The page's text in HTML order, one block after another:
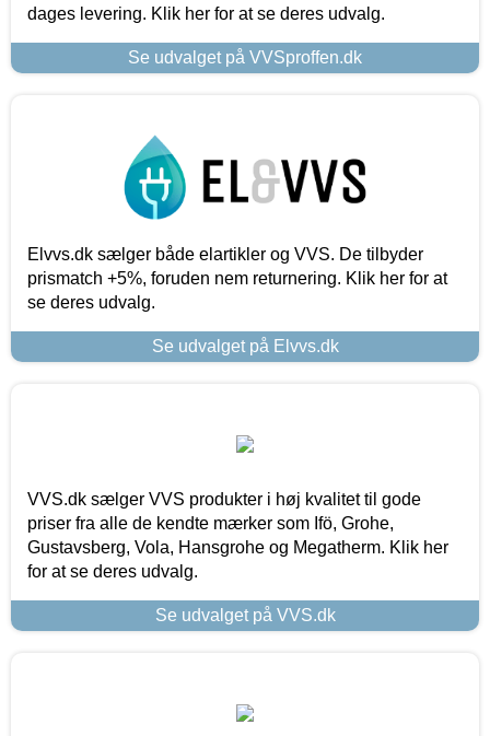
dages levering. Klik her for at se deres udvalg.
Se udvalget på VVSproffen.dk
Elvvs.dk sælger både elartikler og VVS. De tilbyder
prismatch +5%, foruden nem returnering. Klik her for at
se deres udvalg.
Se udvalget på Elvvs.dk
VVS.dk sælger VVS produkter i høj kvalitet til gode
priser fra alle de kendte mærker som Ifö, Grohe,
Gustavsberg, Vola, Hansgrohe og Megatherm. Klik her
for at se deres udvalg.
Se udvalget på VVS.dk